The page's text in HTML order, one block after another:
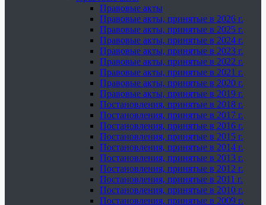
Правовые акты
Правовые акты, принятые в 2026 г.
Правовые акты, принятые в 2025 г.
Правовые акты, принятые в 2024 г.
Правовые акты, принятые в 2023 г.
Правовые акты, принятые в 2022 г.
Правовые акты, принятые в 2021 г.
Правовые акты, принятые в 2020 г.
Правовые акты, принятые в 2019 г.
Постановления, принятые в 2018 г.
Постановления, принятые в 2017 г.
Постановления, принятые в 2016 г.
Постановления, принятые в 2015 г.
Постановления, принятые в 2014 г.
Постановления, принятые в 2013 г.
Постановления, принятые в 2012 г.
Постановления, принятые в 2011 г.
Постановления, принятые в 2010 г.
Постановления, принятые в 2009 г.